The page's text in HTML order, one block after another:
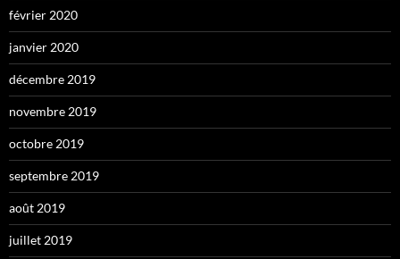
février 2020
janvier 2020
décembre 2019
novembre 2019
octobre 2019
septembre 2019
août 2019
juillet 2019